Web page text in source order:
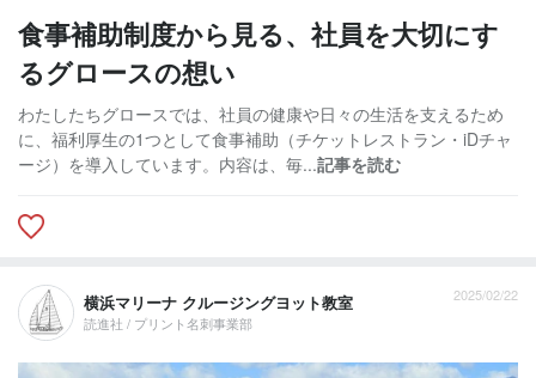
食事補助制度から見る、社員を大切にす
るグロースの想い
わたしたちグロースでは、社員の健康や日々の生活を支えるため
に、福利厚生の1つとして食事補助（チケットレストラン・iDチャ
ージ）を導入しています。内容は、毎...記事を読む
横浜マリーナ クルージングヨット教室
読進社 / プリント名刺事業部
2025/02/22